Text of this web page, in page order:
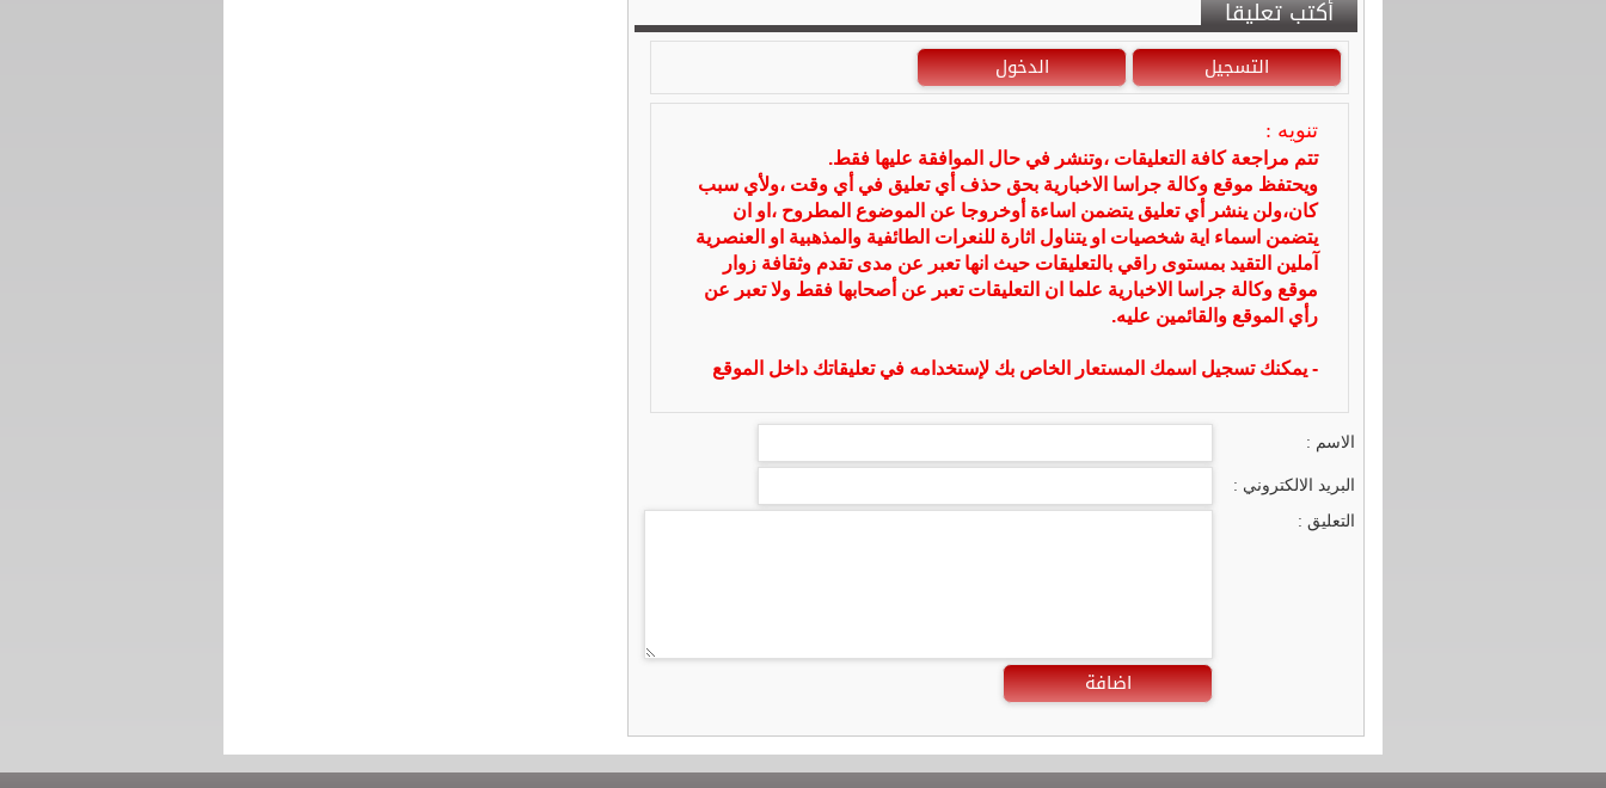
أكتب تعليقا
التسجيل الدخول
تنويه :
تتم مراجعة كافة التعليقات ،وتنشر في حال الموافقة عليها فقط.
ويحتفظ موقع وكالة جراسا الاخبارية بحق حذف أي تعليق في أي وقت ،ولأي سبب
كان،ولن ينشر أي تعليق يتضمن اساءة أوخروجا عن الموضوع المطروح ،او ان
يتضمن اسماء اية شخصيات او يتناول اثارة للنعرات الطائفية والمذهبية او العنصرية
آملين التقيد بمستوى راقي بالتعليقات حيث انها تعبر عن مدى تقدم وثقافة زوار
موقع وكالة جراسا الاخبارية علما ان التعليقات تعبر عن أصحابها فقط ولا تعبر عن
رأي الموقع والقائمين عليه.
- يمكنك تسجيل اسمك المستعار الخاص بك لإستخدامه في تعليقاتك داخل الموقع
الاسم :
البريد الالكتروني :
التعليق :
اضافة